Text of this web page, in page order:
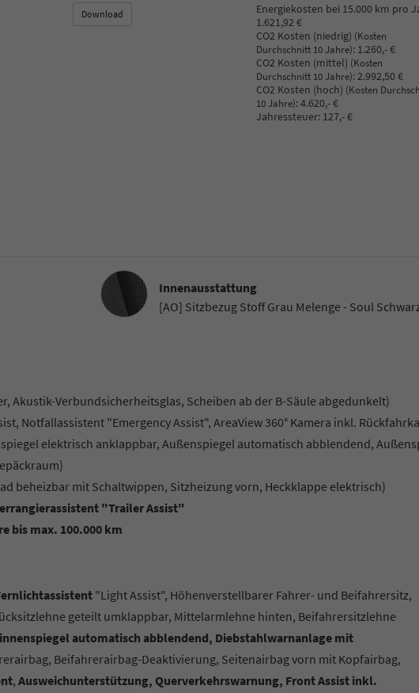
Download
Energiekosten bei 15.000 km pro
1.621,92 €
CO2 Kosten (niedrig) (Kosten
Durchschnitt 10 Jahre): 1.260,- €
CO2 Kosten (mittel) (Kosten
Durchschnitt 10 Jahre):2.992,50 €
CO2 Kosten (hoch) (Kosten
10 Jahre):4.620,- €
Jahressteuer: 127,- €
InnenausstattungInnenausstattung
[AO] Sitzbezug Stoff Grau Melenge - Soul
Akustik-Verbundsicherheitsglas, Scheiben ab der B-Säule abgedunkelt)
Notfallassistent "Emergency Assist", AreaView 360° Kamera inkl.
elektrisch anklappbar, Außenspiegel automatisch abblendend,
beheizbar mit Schaltwippen, Sitzheizung vorn, Heckklappe elektrisch)
"Trailer Assist"
bis max. 100.000 km
"Light Assist", Höhenverstellbarer Fahrer- und Beifahrersitz,
geteilt umklappbar, Mittelarmlehne hinten, Beifahrersitzlehne
automatisch abblendend, Diebstahlwarnanlage mit
Beifahrerairbag-Deaktivierung, Seitenairbag vorn mit Kopfairbag,
, Ausweichunterstützung, Querverkehrswarnung, Front Assist inkl.